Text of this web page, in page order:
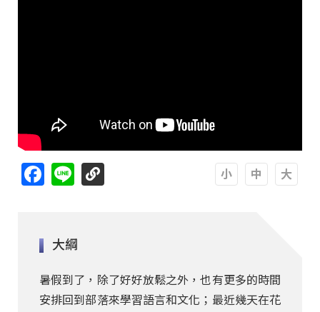
Facebook
Line
大綱
暑假到了，除了好好放鬆之外，也有更多的時間
安排回到部落來學習語言和文化；最近幾天在花